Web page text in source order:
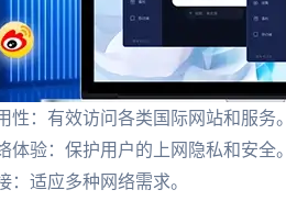
性：有效访问各类国际网站和服务。
体验：保护用户的上网隐私和安全。
：适应多种网络需求。